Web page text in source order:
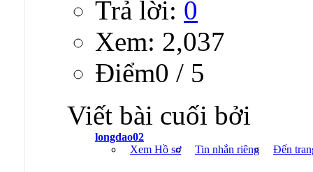
Trả lời: 0
Xem: 2,037
Ðiểm0 / 5
Viết bài cuối bởi
longdao02
Xem Hồ sơ
Tin nhắn riêng Đến